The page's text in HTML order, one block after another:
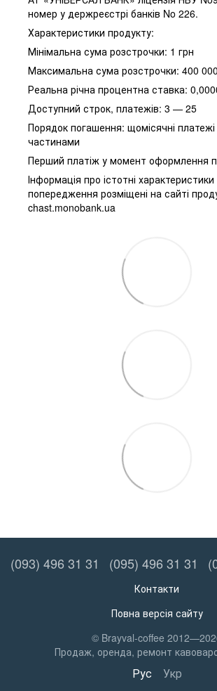
номер у держреєстрі банків No 226.
Характеристики продукту:
Мінімальна сума розстрочки: 1 грн
Максимальна сума розстрочки: 400
Реальна річна процентна ставка:
Доступний строк, платежів: 3 — 25
Порядок погашення: щомісячні платежі
частинами
Перший платіж у момент оформлення
Інформація про істотні
попередження розміщені на сайті
chast.monobank.ua
(093) 496 31 31 (095) 496 31 31
Контакти
Повна версія сайту
© Brayval-coffee
Продаж, оренда, ремонт
Рус Укр